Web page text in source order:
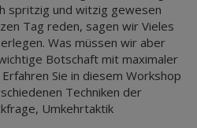
spritzig und witzig gewesen
Tag reden, sagen wir Vieles
Was müssen wir aber
Botschaft mit maximaler
Sie in diesem Workshop
Techniken der
Umkehrtaktik